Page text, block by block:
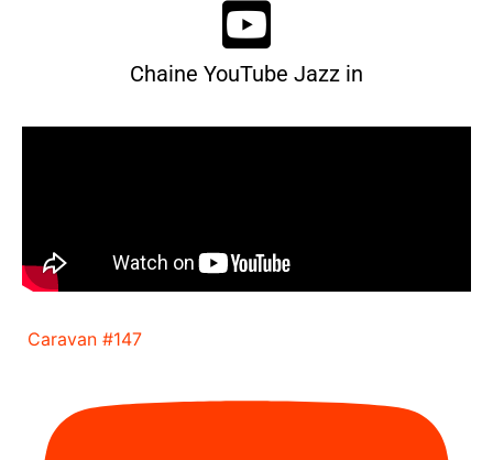
Chaine YouTube Jazz in
Caravan #147